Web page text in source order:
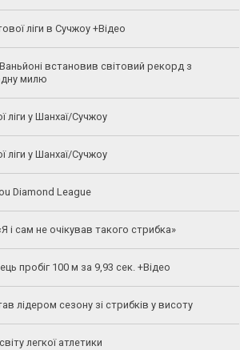
ліги в Сучжоу +Відео
встановив світовий рекорд з
милю
у Шанхаї/Сучжоу
у Шанхаї/Сучжоу
Diamond League
і сам не очікував такого стрибка»
пробіг 100 м за 9,93 сек. +Відео
лідером сезону зі стрибків у висоту
легкої атлетики